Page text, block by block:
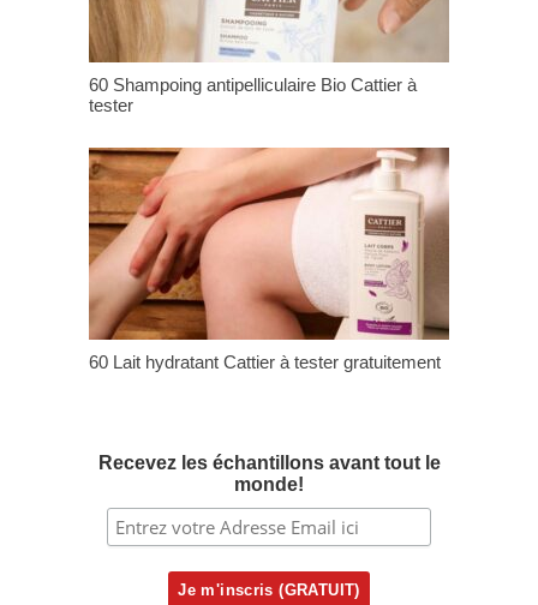
60 Shampoing antipelliculaire Bio Cattier à
tester
60 Lait hydratant Cattier à tester gratuitement
Recevez les échantillons avant tout le
monde!